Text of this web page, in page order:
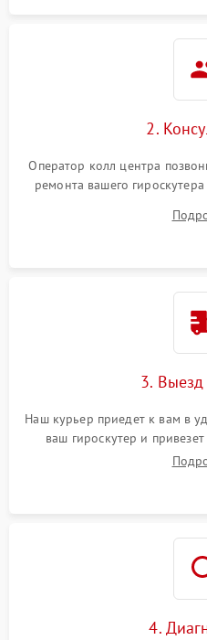
2.
Оператор колл центра
ремонта вашего
3. Выезд
Наш курьер приедет к вам в
ваш гироскутер и
4.